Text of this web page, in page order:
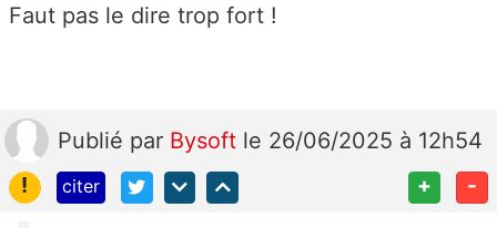
Faut pas le dire trop fort !
Publié par Bysoft le 26/06/2025 à 12h54
!
citer + -